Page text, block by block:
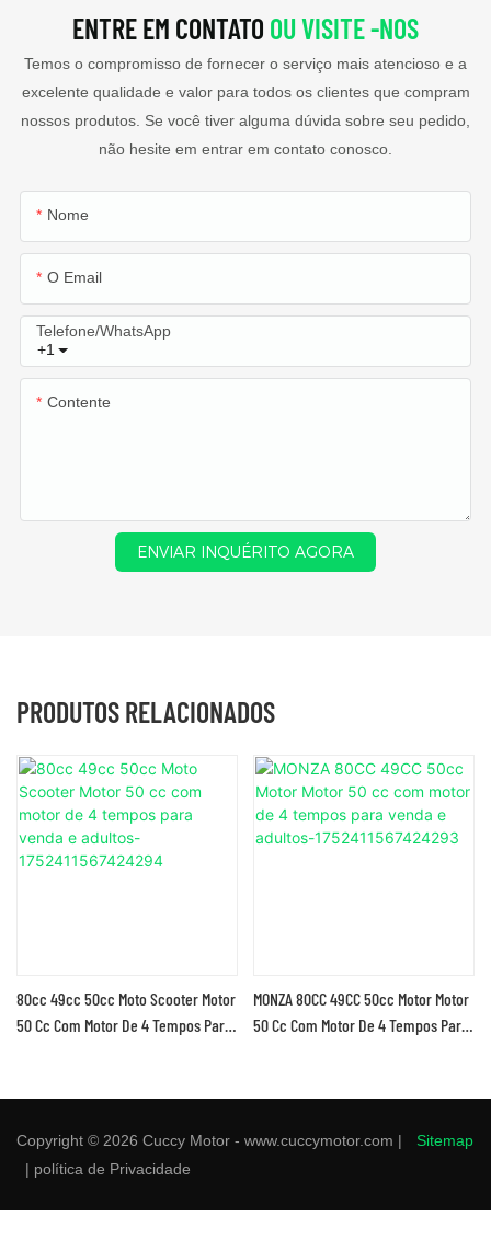
ENTRE EM CONTATO OU VISITE -NOS
Temos o compromisso de fornecer o serviço mais atencioso e a
excelente qualidade e valor para todos os clientes que compram
nossos produtos. Se você tiver alguma dúvida sobre seu pedido,
não hesite em entrar em contato conosco.
Nome
O Email
+1
Telefone/WhatsApp
Contente
ENVIAR INQUÉRITO AGORA
PRODUTOS RELACIONADOS
80cc 49cc 50cc Moto Scooter Motor
50 Cc Com Motor De 4 Tempos Para
MONZA 80CC 49CC 50cc Motor Motor
50 Cc Com Motor De 4 Tempos Para
Copyright © 2026 Cuccy Motor - www.cuccymotor.com |
Sitemap
| política de Privacidade